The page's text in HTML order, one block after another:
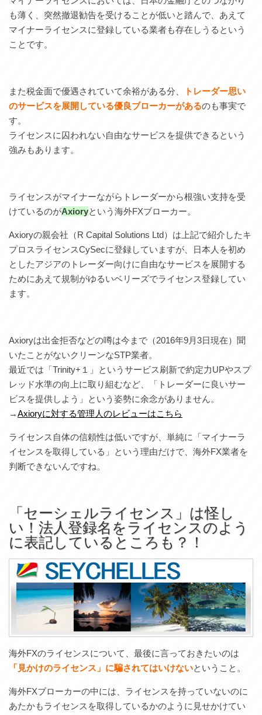
も薄く、突然撤退勧告を受けることが低いと踏んで、あえて
マイナーライセンスに登録している業者も存在しうるという
ことです。
また税金面で優遇されていて余裕がある分、
トレーダー思い
のサービスを展開している優良ブローカーがあるのも事実で
す。
ライセンスに囚われない自由なサービスを提供できるという
強みもあります。
ライセンスがマイナーながらトレーダーから根強い支持を受
けているのがAxioryという海外FXブローカー。
Axioryの親会社（R Capital Solutions Ltd）は上記で紹介したキ
プロスライセンスCySecに登録していますが、日本人を初め
としたアジアのトレーダー向けに自由なサービスを展開する
ためにあえて規制がゆるいベリーズでライセンス登録してい
ます。
Axioryは出金拒否などの噂は今まで（2016年9月3日現在）聞
いたことがないクリーンなSTP業者。
最近では「Trinity+１」というサービス刷新で約定力UPやスプ
レッド水準の向上に取り組むなど、「トレーダーに良いサー
ビスを提供しよう」という姿勢に余念がありません。
→Axioryに対する管理人のレビューはこちら
ライセンス自体の信頼性は低いですが、単純に「マイナーラ
イセンスを取得している」という理由だけで、海外FX業者を
判断できないんですね。
「セーシェルライセンス」は怪し
い！法人登録名をライセンスのよう
に表記しているところも？！
海外FXのライセンスについて、最後に言っておきたいのは
「見かけのライセンス」に騙されてはいけないということ。
海外FXブローカーの中には、ライセンスを持っていないのに
あたかもライセンスを取得しているかのように見せかけてい